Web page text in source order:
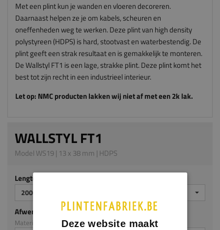
Met een plint kun je wanden en vloeren decoreren.
Daarnaast helpen ze je om kabels, scheuren en
oneffenheden weg te werken. Deze plint van high density
polystyreen (HDPS) is hard, stootvast en waterbestendig. De
plint geeft een strak resultaat en is gemakkelijk te monteren.
De Wallstyl FT1 is een lage, strakke plint. Deze plint komt het
best tot zijn recht in een industrieel interieur.
Let op: NMC producten lakken wij niet af met een 2k lak.
WALLSTYL FT1
Model WS19 | 13 x 38 mm | HDPS
Lengte (mm)
2000
Afwerking
Materiaal: HDPS
Deze website maakt